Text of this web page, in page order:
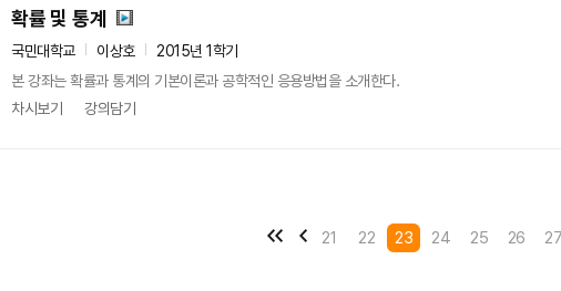
확률 및 통계
국민대학교 이상호
2015년 1학기
본 강좌는 확률과 통계의 기본이론과 공학적인 응용방법을 소개한다.
차시보기
강의담기
21 22 23 24 25 26 27